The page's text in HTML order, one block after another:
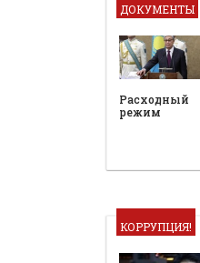
ДОКУМЕНТЫ
Расходный
режим
КОРРУПЦИЯ!